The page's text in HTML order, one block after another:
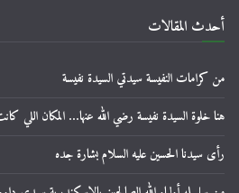
أحدث المقالات
من كرامات النفيسة سيدتي السيدة نفيسة
هنا خلوة السيدة نفيسة رضي الله عنها… المكان اللي
رأى سيدنا الحسين عليه السلام بشارة جده